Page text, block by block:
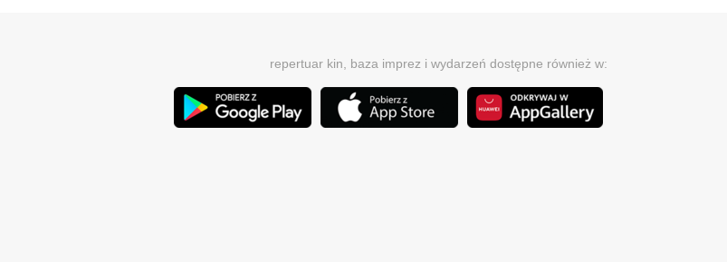
repertuar kin, baza imprez i wydarzeń dostępne również w: